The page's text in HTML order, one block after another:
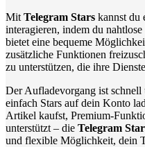
Mit Telegram Stars kannst du
interagieren, indem du
bietet eine bequeme
zusätzliche Funktionen
zu unterstützen, die ihre
Der Aufladevorgang ist schnell
einfach Stars auf dein Konto
Artikel kaufst, Premium-
unterstützt – die Telegram
und flexible Möglichkeit, dein